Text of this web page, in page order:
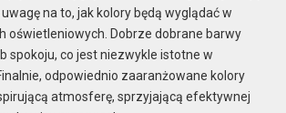
na to, jak kolory będą wyglądać w
oświetleniowych. Dobrze dobrane barwy
spokoju, co jest niezwykle istotne w
odpowiednio zaaranżowane kolory
atmosferę, sprzyjającą efektywnej